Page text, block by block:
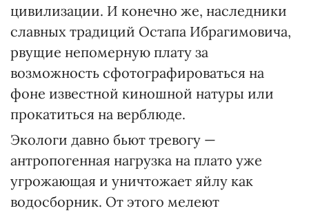
цивилизации. И конечно же, наследники
славных традиций Остапа Ибрагимови­ча,
рвущие непомерную плату за
возможность сфотографироваться на
фоне известной киношной натуры или
прокатиться на верблюде.
Экологи давно бьют тревогу —
антропогенная нагрузка на плато уже
угрожающая и уничтожает яйлу как
водосборник. От этого мелеют